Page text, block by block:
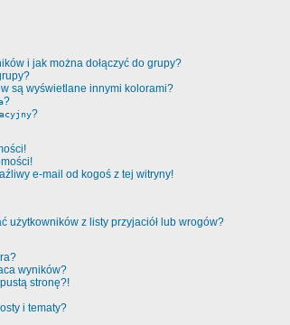
i jak można dołączyć do grupy?
są wyświetlane innymi kolorami?
?
?
e-mail od kogoś z tej witryny!
użytkowników z listy przyjaciół lub wrogów?
wyników?
stronę?!
i tematy?